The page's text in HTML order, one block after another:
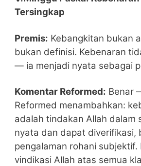
Tersingkap
Premis: Kebangkitan bukan
bukan definisi. Kebenaran
— ia menjadi nyata sebagai
Komentar Reformed: Benar
Reformed menambahkan:
adalah tindakan Allah dalam
nyata dan dapat diverifikasi,
pengalaman rohani subjektif.
vindikasi Allah atas semua